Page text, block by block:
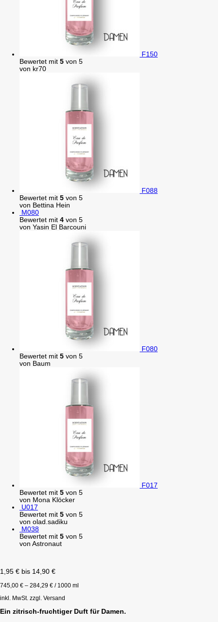
F150
Bewertet mit 5 von 5
von kr70
F088
Bewertet mit 5 von 5
von Bettina Hein
M080
Bewertet mit 4 von 5
von Yasin El Barcouni
F080
Bewertet mit 5 von 5
von Baum
F017
Bewertet mit 5 von 5
von Mona Klöcker
U017
Bewertet mit 5 von 5
von olad.sadiku
M038
Bewertet mit 5 von 5
von Astronaut
1,95 € bis 14,90 €
745,00 € – 284,29 € / 1000 ml
inkl. MwSt. zzgl. Versand
Ein zitrisch-fruchtiger Duft für Damen.